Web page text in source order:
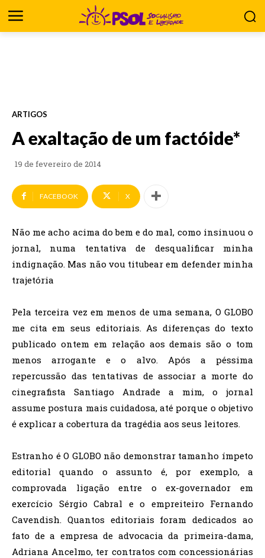
ARTIGOS
A exaltação de um factóide*
19 de fevereiro de 2014
FACEBOOK X
Não me acho acima do bem e do mal, como insinuou o
jornal, numa tentativa de desqualificar minha
indignação. Mas não vou titubear em defender minha
trajetória
Pela terceira vez em menos de uma semana, O GLOBO
me cita em seus editoriais. As diferenças do texto
publicado ontem em relação aos demais são o tom
menos arrogante e o alvo. Após a péssima
repercussão das tentativas de associar a morte do
cinegrafista Santiago Andrade a mim, o jornal
assume postura mais cuidadosa, até porque o objetivo
é explicar a cobertura da tragédia aos seus leitores.
Estranho é O GLOBO não demonstrar tamanho ímpeto
editorial quando o assunto é, por exemplo, a
comprovada ligação entre o ex-governador em
exercício Sérgio Cabral e o empreiteiro Fernando
Cavendish. Quantos editoriais foram dedicados ao
fato de a empresa de advocacia da primeira-dama,
Adriana Ancelmo, ter contratos com concessionárias